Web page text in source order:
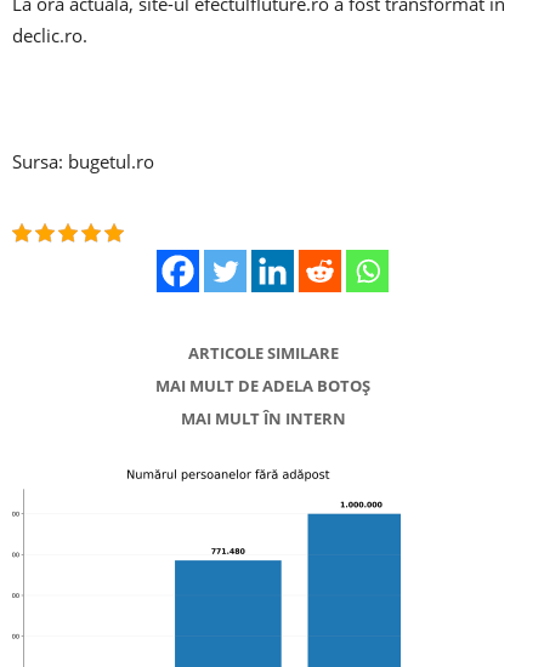
declic.ro.
Sursa: bugetul.ro
ARTICOLE SIMILARE
MAI MULT DE ADELA BOTOȘ
MAI MULT ÎN INTERN